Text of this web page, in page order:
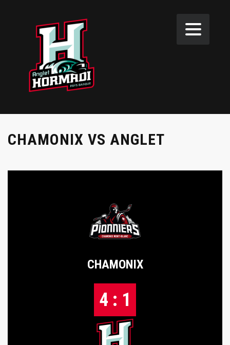
CHAMONIX VS ANGLET
CHAMONIX
4 : 1